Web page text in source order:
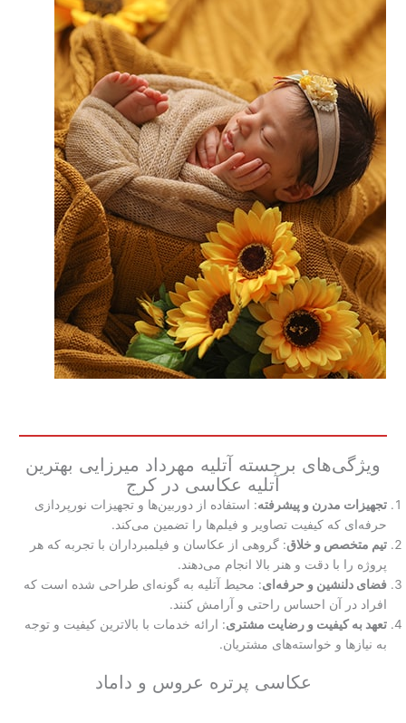
ویژگی‌های برجسته آتلیه مهرداد میرزایی بهترین
آتلیه عکاسی در کرج
تجهیزات مدرن و پیشرفته: استفاده از دوربین‌ها و تجهیزات نورپردازی
حرفه‌ای که کیفیت تصاویر و فیلم‌ها را تضمین می‌کند.
تیم متخصص و خلاق: گروهی از عکاسان و فیلمبرداران با تجربه که هر
پروژه را با دقت و هنر بالا انجام می‌دهند.
فضای دلنشین و حرفه‌ای: محیط آتلیه به گونه‌ای طراحی شده است که
افراد در آن احساس راحتی و آرامش کنند.
تعهد به کیفیت و رضایت مشتری: ارائه خدمات با بالاترین کیفیت و توجه
به نیازها و خواسته‌های مشتریان.
عکاسی پرتره عروس و داماد